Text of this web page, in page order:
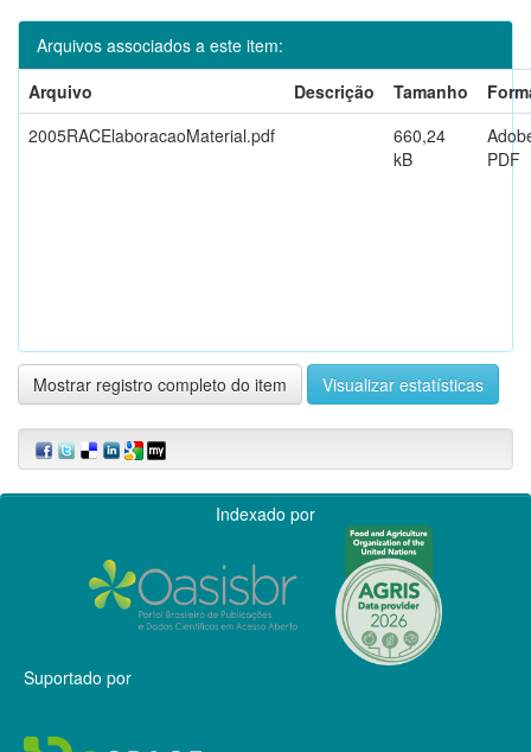
Arquivos associados a este item:
Arquivo
Descrição Tamanho
2005RACElaboracaoMaterial.pdf
660,24
kB
PDF
Mostrar registro completo do item Visualizar estatísticas
Indexado por
Suportado por